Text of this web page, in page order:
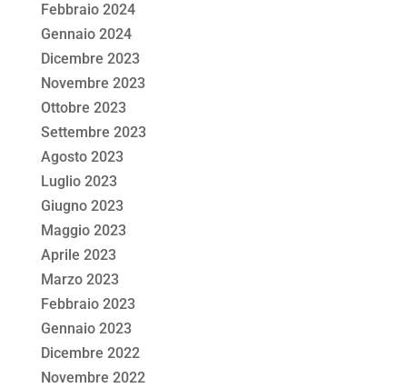
Febbraio 2024
Gennaio 2024
Dicembre 2023
Novembre 2023
Ottobre 2023
Settembre 2023
Agosto 2023
Luglio 2023
Giugno 2023
Maggio 2023
Aprile 2023
Marzo 2023
Febbraio 2023
Gennaio 2023
Dicembre 2022
Novembre 2022